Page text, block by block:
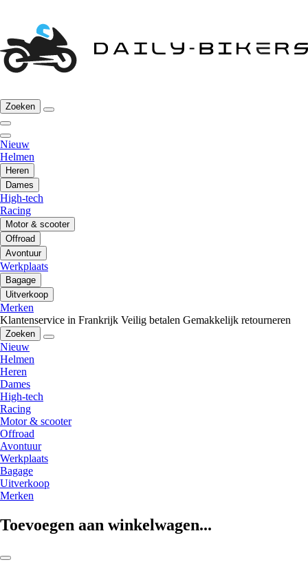
Zoeken
Nieuw
Helmen
Heren
Dames
High-tech
Racing
Motor & scooter
Offroad
Avontuur
Werkplaats
Bagage
Uitverkoop
Merken
Klantenservice in Frankrijk Veilig betalen Gemakkelijk retourneren
Zoeken
Nieuw
Helmen
Heren
Dames
High-tech
Racing
Motor & scooter
Offroad
Avontuur
Werkplaats
Bagage
Uitverkoop
Merken
Toevoegen aan winkelwagen...